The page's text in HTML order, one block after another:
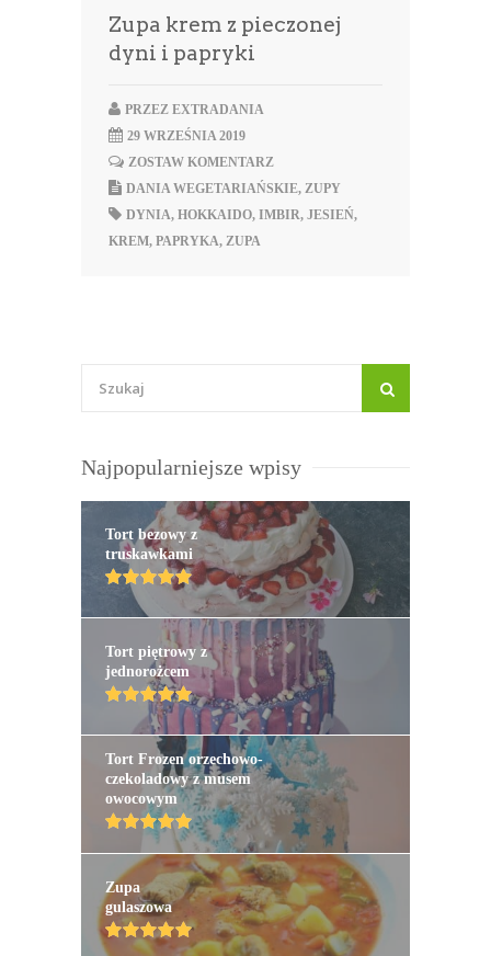
Zupa krem z pieczonej
dyni i papryki
PRZEZ EXTRADANIA
29 WRZEŚNIA 2019
ZOSTAW KOMENTARZ
DANIA WEGETARIAŃSKIE, ZUPY
DYNIA, HOKKAIDO, IMBIR, JESIEŃ,
KREM, PAPRYKA, ZUPA
Najpopularniejsze wpisy
Tort bezowy z
truskawkami
Tort piętrowy z
jednorożcem
Tort Frozen orzechowo-
czekoladowy z musem
owocowym
Zupa
gulaszowa